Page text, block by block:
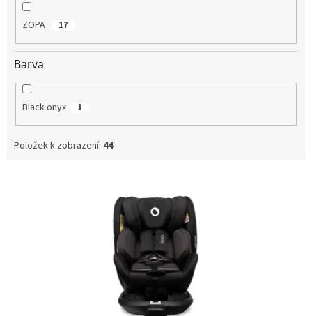
ZOPA 17
Barva
Black onyx 1
Položek k zobrazení: 44